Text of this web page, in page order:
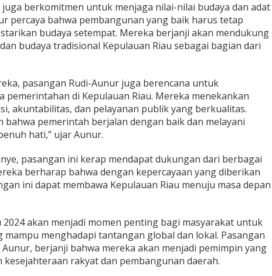
berkomitmen untuk menjaga nilai-nilai budaya dan adat
percaya bahwa pembangunan yang baik harus tetap
budaya setempat. Mereka berjanji akan mendukung
budaya tradisional Kepulauan Riau sebagai bagian dari
pasangan Rudi-Aunur juga berencana untuk
pemerintahan di Kepulauan Riau. Mereka menekankan
akuntabilitas, dan pelayanan publik yang berkualitas.
bahwa pemerintah berjalan dengan baik dan melayani
hati,” ujar Aunur.
pasangan ini kerap mendapat dukungan dari berbagai
berharap bahwa dengan kepercayaan yang diberikan
ini dapat membawa Kepulauan Riau menuju masa depan
2024 akan menjadi momen penting bagi masyarakat untuk
mampu menghadapi tantangan global dan lokal. Pasangan
berjanji bahwa mereka akan menjadi pemimpin yang
rakyat dan pembangunan daerah.